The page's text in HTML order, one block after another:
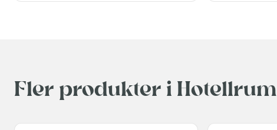
Fler produkter i Hotellrum